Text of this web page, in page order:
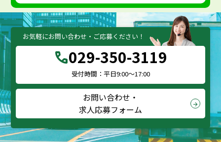
お気軽にお問い合わせ・ご応募ください！
call029-350-3119
受付時間：平日9:00～17:00
お問い合わせ・
求人応募フォーム
arrow_forward